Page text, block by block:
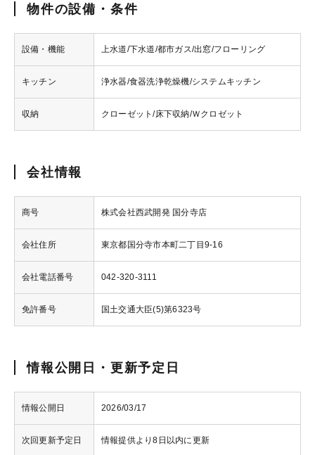
物件の設備・条件
設備・機能 上水道/下水道/都市ガス/出窓/フローリング
キッチン 浄水器/食器洗浄乾燥機/システムキッチン
収納 クローゼット/床下収納/Ｗクロゼット
会社情報
商号 株式会社西武開発 国分寺店
会社住所 東京都国分寺市本町二丁目9-16
会社電話番号 042-320-3111
免許番号 国土交通大臣(5)第6323号
情報公開日・更新予定日
情報公開日 2026/03/17
次回更新予定日 情報提供より8日以内に更新